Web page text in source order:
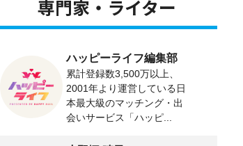
専門家・ライター
ハッピーライフ編集部
累計登録数3,500万以上、
2001年より運営している日
本最大級のマッチング・出
会いサービス「ハッピ...